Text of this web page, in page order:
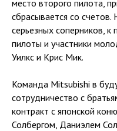
место второго пилота,
сбрасывается со счетов.
серьезных соперников,
пилоты и участники
Уилкс и Крис Мик.
Команда Mitsubishi в
сотрудничество с
контракт с японской
Солбергом, Даниэлем